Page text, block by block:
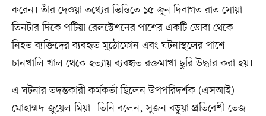
করেন। তাঁর দেওয়া তথ্যের ভিত্তিতে ১৫ জুন দিবাগত রাত সোয়া
তিনটার দিকে পটিয়া রেলস্টেশনের পাশের একটি ডোবা থেকে
নিহত ব্যক্তিদের ব্যবহৃত মুঠোফোন এবং ঘটনাস্থলের পাশে
চানখালি খাল থেকে হত্যায় ব্যবহৃত রক্তমাখা ছুরি উদ্ধার করা হয়।
এ ঘটনার তদন্তকারী কর্মকর্তা ছিলেন উপপরিদর্শক (এসআই)
মোহাম্মদ জুয়েল মিয়া। তিনি বলেন, সুজন বড়ুয়া প্রতিবেশী তেজ